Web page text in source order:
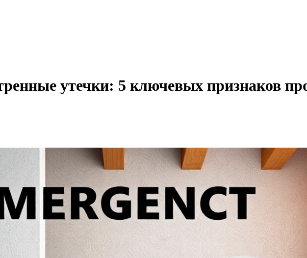
утечки: 5 ключевых признаков